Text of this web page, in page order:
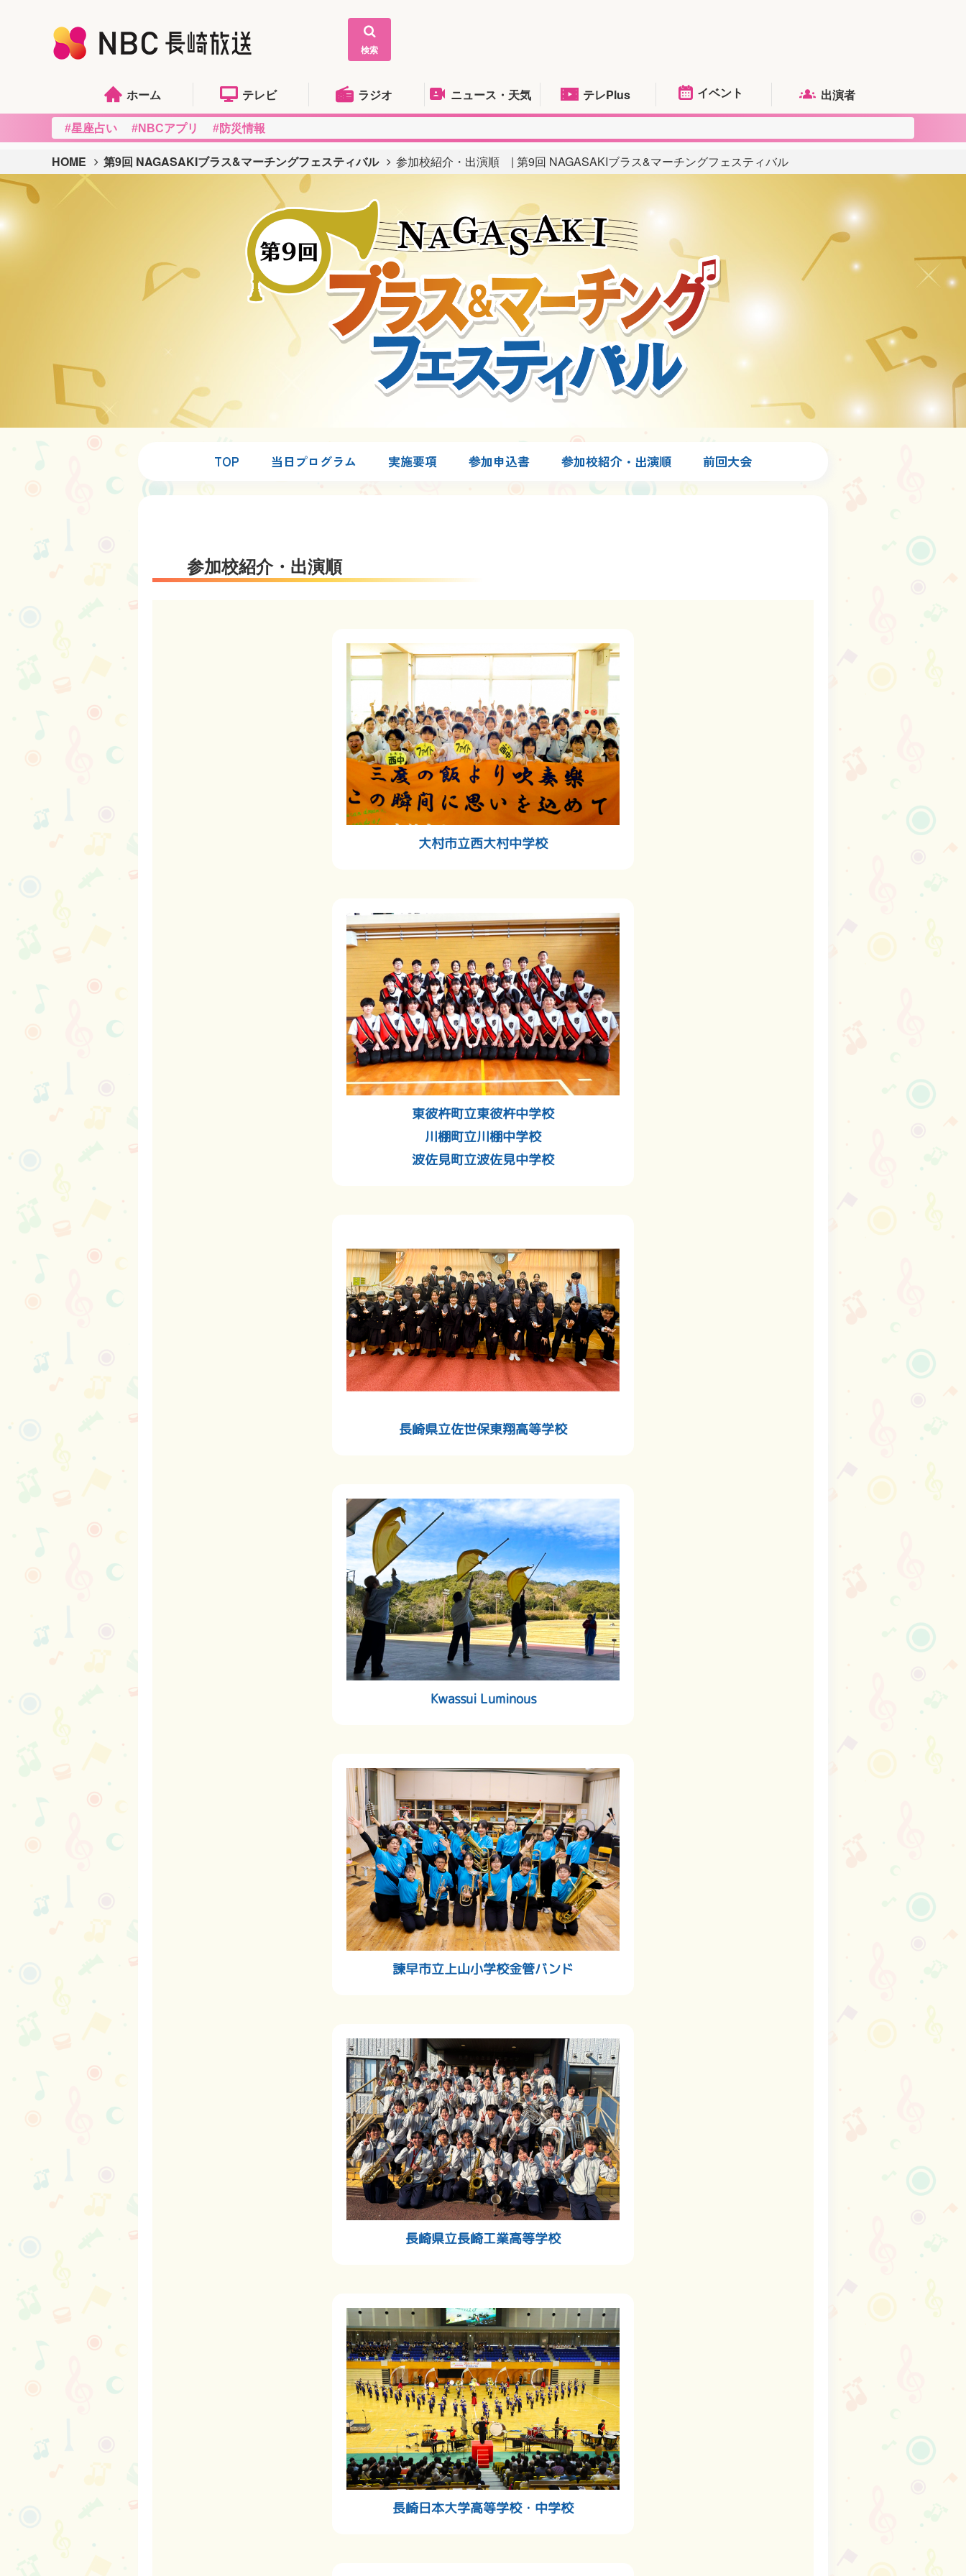
検索
ホーム テレビ ラジオ ニュース・天気 テレPlus イベント 出演者
#星座占い #NBCアプリ #防災情報
HOME 第9回 NAGASAKIブラス&マーチングフェスティバル 参加校紹介・出演順 | 第9回 NAGASAKIブラス&マーチングフェスティバル
TOP 当日プログラム 実施要項 参加申込書 参加校紹介・出演順 前回大会
参加校紹介・出演順
大村市立西大村中学校
東彼杵町立東彼杵中学校
川棚町立川棚中学校
波佐見町立波佐見中学校
長崎県立佐世保東翔高等学校
Kwassui Luminous
諫早市立上山小学校金管バンド
長崎県立長崎工業高等学校
長崎日本大学高等学校・中学校